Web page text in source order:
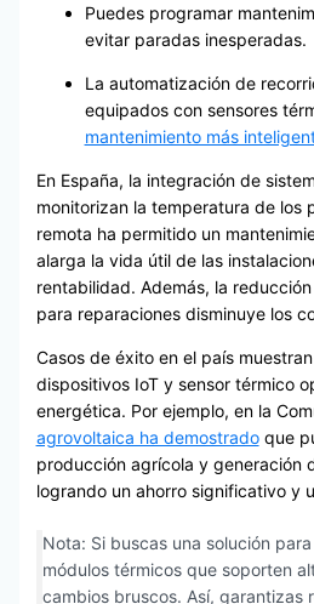
Puedes programar
evitar paradas inesperadas.
La automatización de
equipados con sensores
mantenimiento más
En España, la integración de
monitorizan la temperatura de los
remota ha permitido un
alarga la vida útil de las
rentabilidad. Además, la
para reparaciones disminuye los
Casos de éxito en el país
dispositivos IoT y sensor térmico
energética. Por ejemplo, en la
agrovoltaica ha demostradoque
producción agrícola y generación
logrando un ahorro significativo y
Nota: Si buscas una solución
módulos térmicos que soporten
cambios bruscos. Así, garantizas